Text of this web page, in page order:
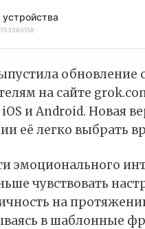
обновление
на сайте
и Android. Новая
её легко выбрать
эмоционального
чувствовать
на
в шаблонные